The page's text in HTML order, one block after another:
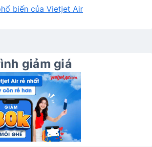
biến của Vietjet Air
giảm giá